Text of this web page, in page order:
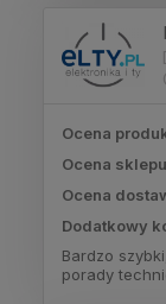
Ocena
Ocena
Ocena
Dodatkowy
Bardzo
porady